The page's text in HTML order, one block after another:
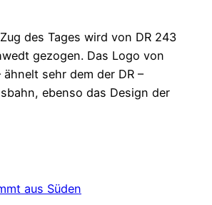
des Tages wird von DR 243
gezogen. Das Logo von
ähnelt sehr dem der DR –
ebenso das Design der